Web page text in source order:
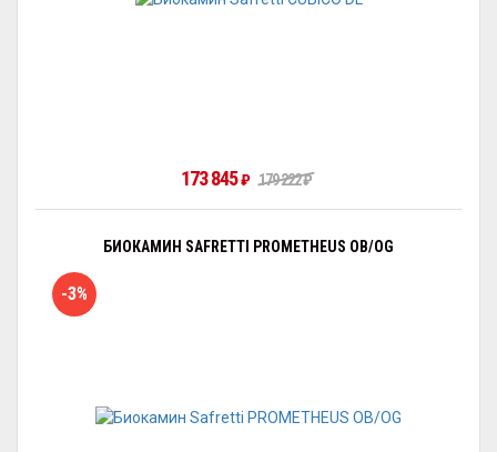
173 845₽ 179 222₽
БИОКАМИН SAFRETTI PROMETHEUS OB/OG
-3%